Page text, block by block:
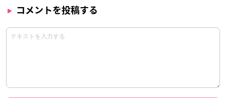
コメントを投稿する